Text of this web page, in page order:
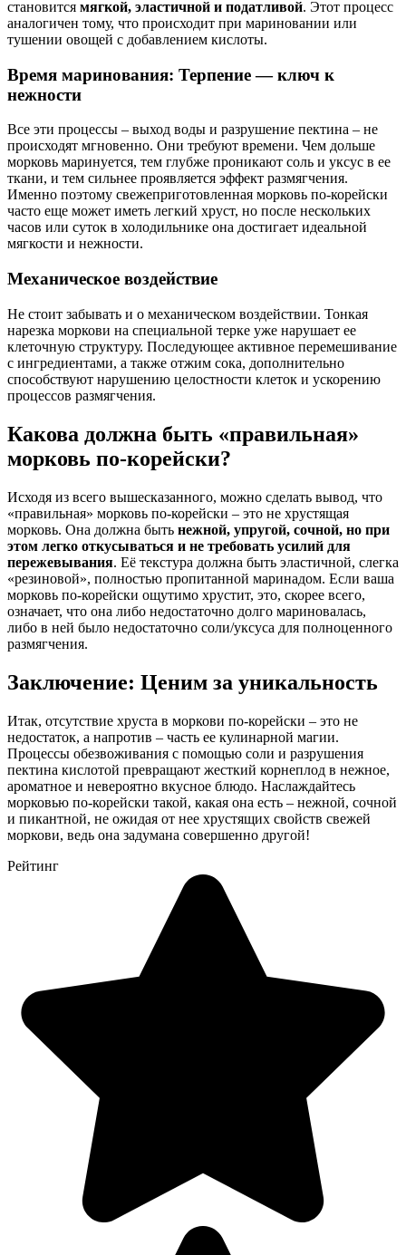
становится мягкой, эластичной и податливой. Этот процесс
аналогичен тому, что происходит при мариновании или
тушении овощей с добавлением кислоты.
Время маринования: Терпение — ключ к
нежности
Все эти процессы – выход воды и разрушение пектина – не
происходят мгновенно. Они требуют времени. Чем дольше
морковь маринуется, тем глубже проникают соль и уксус в ее
ткани, и тем сильнее проявляется эффект размягчения.
Именно поэтому свежеприготовленная морковь по-корейски
часто еще может иметь легкий хруст, но после нескольких
часов или суток в холодильнике она достигает идеальной
мягкости и нежности.
Механическое воздействие
Не стоит забывать и о механическом воздействии. Тонкая
нарезка моркови на специальной терке уже нарушает ее
клеточную структуру. Последующее активное перемешивание
с ингредиентами, а также отжим сока, дополнительно
способствуют нарушению целостности клеток и ускорению
процессов размягчения.
Какова должна быть «правильная»
морковь по-корейски?
Исходя из всего вышесказанного, можно сделать вывод, что
«правильная» морковь по-корейски – это не хрустящая
морковь. Она должна быть нежной, упругой, сочной, но при
этом легко откусываться и не требовать усилий для
пережевывания. Её текстура должна быть эластичной, слегка
«резиновой», полностью пропитанной маринадом. Если ваша
морковь по-корейски ощутимо хрустит, это, скорее всего,
означает, что она либо недостаточно долго мариновалась,
либо в ней было недостаточно соли/уксуса для полноценного
размягчения.
Заключение: Ценим за уникальность
Итак, отсутствие хруста в моркови по-корейски – это не
недостаток, а напротив – часть ее кулинарной магии.
Процессы обезвоживания с помощью соли и разрушения
пектина кислотой превращают жесткий корнеплод в нежное,
ароматное и невероятно вкусное блюдо. Наслаждайтесь
морковью по-корейски такой, какая она есть – нежной, сочной
и пикантной, не ожидая от нее хрустящих свойств свежей
моркови, ведь она задумана совершенно другой!
Рейтинг